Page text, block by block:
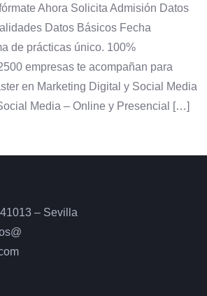
Ahora Solicita Admisión Datos
Datos Básicos Fecha
de prácticas único. 100%
empresas te acompañan para
en Marketing Digital y Social Media
Media – Online y Presencial […]
– Sevilla